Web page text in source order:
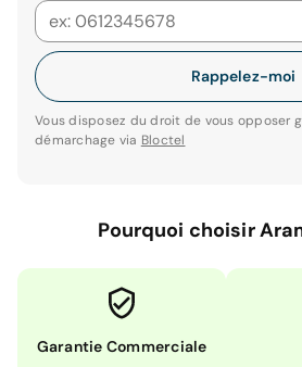
Rappelez-moi
Vous disposez du droit de vous opposer
démarchage via Bloctel
Pourquoi choisir
Garantie Commerciale